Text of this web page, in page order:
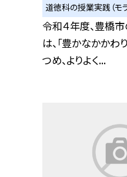
道徳科の授業実践（モ
令和４年度、豊橋
は、「豊かなかか
つめ、よりよく...